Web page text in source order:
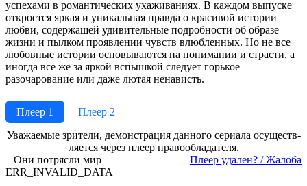
успехами в романтических ухаживаниях. В каждом выпуске
откроется яркая и уникальная правда о красивой истории
любви, содержащей удивительные подробности об образе
жизни и пылком проявлении чувств влюбленных. Но не все
любовные истории основываются на понимании и страсти, а
иногда все же за яркой вспышкой следует горькое
разочарование или даже лютая ненависть.
Плеер 1
Плеер 2
Ува­жае­мые зри­те­ли, де­мон­ст­ра­ция дан­но­го се­риа­ла осу­ще­ст­в­
ля­ет­ся че­рез пле­ер пра­во­об­ла­да­те­ля.
Они потрясли мир
Пле­ер уда­лен? / Жа­ло­ба
ERR_INVALID_DATA